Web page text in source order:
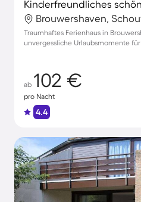
Traumhaftes Ferienhaus in
unvergessliche Urlaubsmomente für
ab 102 €
pro Nacht
4.4